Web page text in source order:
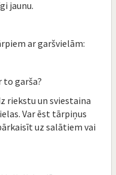
jaunu.
ar garšvielām:
to garša?
riekstu un sviestaina
Var ēst tārpiņus
uz salātiem vai